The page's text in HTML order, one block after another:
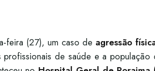
feira (27), um caso de agressão
profissionais de saúde e a população